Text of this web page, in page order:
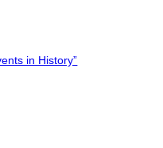
in History”